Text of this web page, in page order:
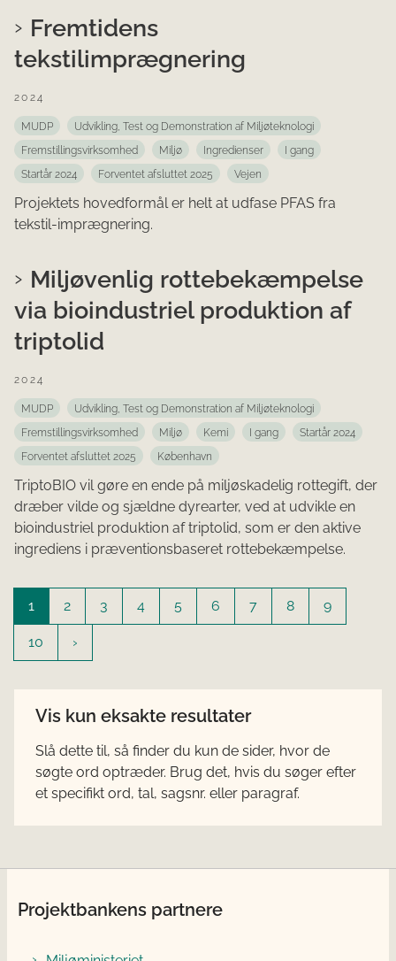
Fremtidens
tekstilimprægnering
2024
MUDP
Udvikling, Test og Demonstration af Miljøteknologi
Fremstillingsvirksomhed
Miljø Ingredienser
I gang
Startår 2024
Forventet afsluttet 2025 Vejen
Projektets hovedformål er helt at udfase PFAS fra
tekstil-imprægnering.
Miljøvenlig rottebekæmpelse
via bioindustriel produktion af
triptolid
2024
MUDP
Udvikling, Test og Demonstration af Miljøteknologi
Fremstillingsvirksomhed
Miljø Kemi I gang
Startår 2024
Forventet afsluttet 2025
København
TriptoBIO vil gøre en ende på miljøskadelig rottegift, der
dræber vilde og sjældne dyrearter, ved at udvikle en
bioindustriel produktion af triptolid, som er den aktive
ingrediens i præventionsbaseret rottebekæmpelse.
1 2 3 4 5 6 7 8 9
10
Vis kun eksakte resultater
Slå dette til, så finder du kun de sider, hvor de
søgte ord optræder. Brug det, hvis du søger efter
et specifikt ord, tal, sagsnr. eller paragraf.
Projektbankens partnere